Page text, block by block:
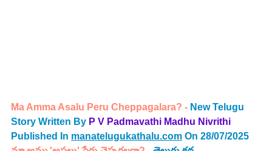
Ma Amma Asalu Peru Cheppagalara? - New Telugu
Story Written By P V Padmavathi Madhu Nivrithi
Published In manatelugukathalu.com On 28/07/2025